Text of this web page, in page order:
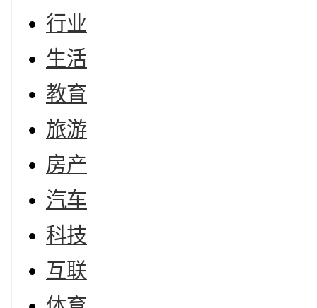
行业
生活
教育
旅游
房产
汽车
科技
互联